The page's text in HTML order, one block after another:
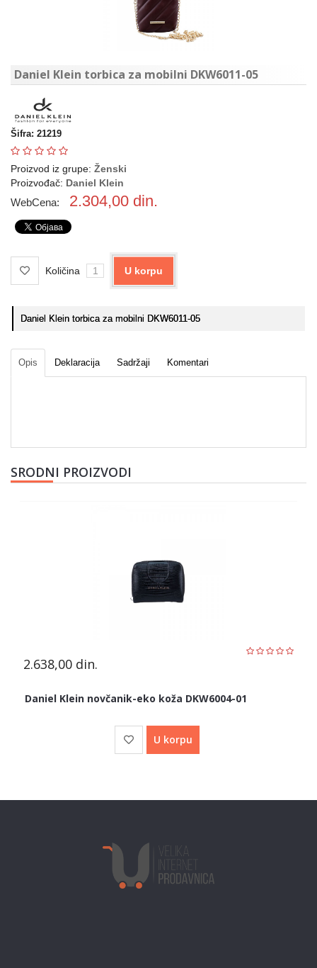
Daniel Klein torbica za mobilni DKW6011-05
Šifra: 21219
Proizvod iz grupe: Ženski
Proizvođač: Daniel Klein
WebCena: 2.304,00 din.
Količina U korpu
Daniel Klein torbica za mobilni DKW6011-05
Opis Deklaracija Sadržaji Komentari
SRODNI PROIZVODI
2.638,00 din.
Daniel Klein novčanik-eko koža DKW6004-01
U korpu